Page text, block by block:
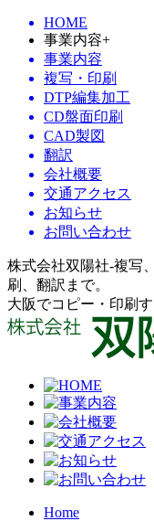
HOME
事業内容+
事業内容
複写・印刷
DTP編集加工
CD盤面印刷
CAD製図
翻訳
会社概要
交通アクセス
お知らせ
お問い合わせ
株式会社双陽社-複写
刷、翻訳まで。
大阪でコピー・印刷
Home